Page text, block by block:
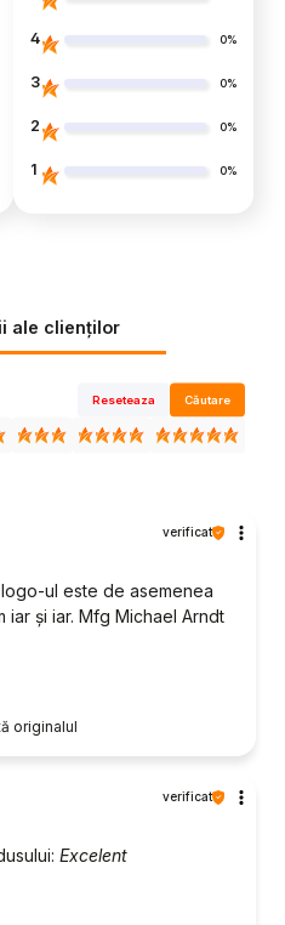
4 0%
3 0%
2 0%
1 0%
ale clienților
Reseteaza Căutare
originalul
verificat
ul este de asemenea
iar și iar. Mfg Michael Arndt
verificat
Excelent